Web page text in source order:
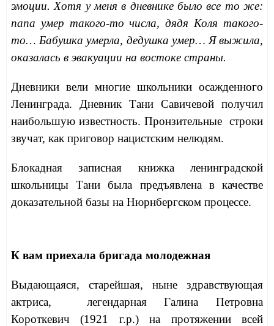
эмоции. Хотя у меня в дневнике было все то же:
папа умер такого-то числа, дядя Коля такого-
то… Бабушка умерла, дедушка умер… Я выжила,
оказалась в эвакуации на востоке страны.
Дневники вели многие школьники осажденного
Ленинграда. Дневник Тани Савичевой получил
наибольшую известность. Пронзительные строки
звучат, как приговор нацистским нелюдям.
Блокадная записная книжка ленинградской
школьницы Тани была предъявлена в качестве
доказательной базы на Нюрнбергском процессе.
К вам приехала бригада молодежная
Выдающаяся, старейшая, ныне здравствующая
актриса, легендарная Галина Петровна
Короткевич (1921 г.р.) на протяжении всей